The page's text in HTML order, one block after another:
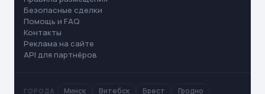
Безопасные сделки
Помощь и FAQ
Контакты
Реклама на сайте
API для партнёров
ГОРОДА Минск Витебск Брест Гродно